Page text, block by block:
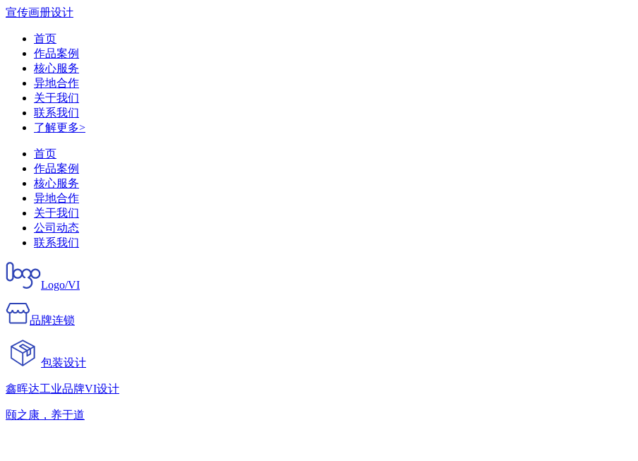
宣传画册设计
首页
作品案例
核心服务
异地合作
关于我们
联系我们
了解更多>
首页
作品案例
核心服务
异地合作
关于我们
公司动态
联系我们
Logo/VI
品牌连锁
包装设计
鑫晖达工业品牌VI设计
颐之康，养于道